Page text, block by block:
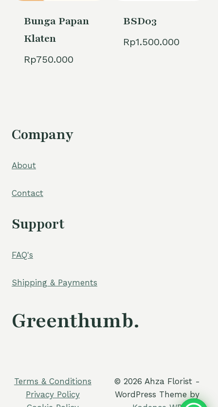
Bunga Papan
Klaten
Rp750.000
BSD03
Rp1.500.000
Company
About
Contact
Support
FAQ's
Shipping & Payments
Greenthumb.
Terms & Conditions
Privacy Policy
© 2026 Ahza Florist -
WordPress Theme by